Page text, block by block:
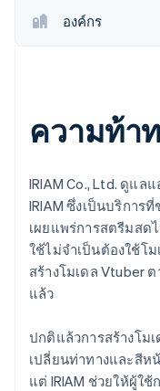
องค์กร
ความท้า
IRIAM Co., Ltd. ดูแ
IRIAM ซึ่งเป็นบริการ
เผยแพร่การสตรีมส
ใช้ไม่จำเป็นต้องใช้โ
สร้างโมเดล Vtuber
แล้ว
ปกติแล้วการสร้างโม
เปลี่ยนท่าทางและสีห
แต่ IRIAM ช่วยให้ผู้ใ